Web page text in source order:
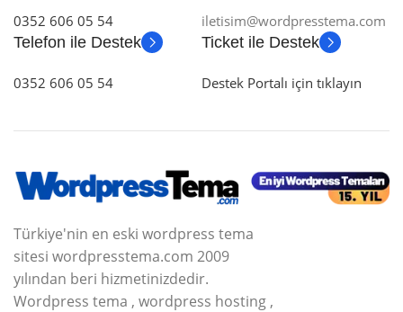
0352 606 05 54
iletisim@wordpresstema.com
Telefon ile Destek
0352 606 05 54
Ticket ile Destek
Destek Portalı için tıklayın
Türkiye'nin en eski wordpress tema
sitesi wordpresstema.com 2009
yılından beri hizmetinizdedir.
Wordpress tema , wordpress hosting ,